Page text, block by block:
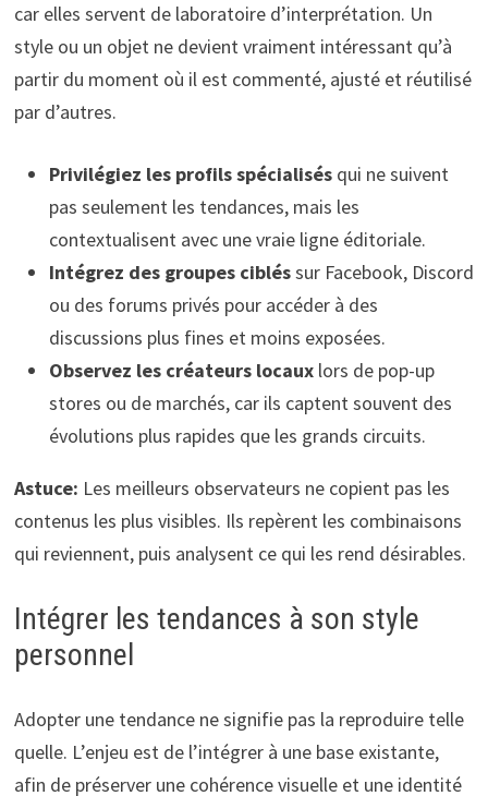
car elles servent de laboratoire d’interprétation. Un
style ou un objet ne devient vraiment intéressant qu’à
partir du moment où il est commenté, ajusté et réutilisé
par d’autres.
Privilégiez les profils spécialisésqui ne suivent
pas seulement les tendances, mais les
contextualisent avec une vraie ligne éditoriale.
Intégrez des groupes cibléssur Facebook, Discord
ou des forums privés pour accéder à des
discussions plus fines et moins exposées.
Observez les créateurs locauxlors de pop-up
stores ou de marchés, car ils captent souvent des
évolutions plus rapides que les grands circuits.
Astuce: Les meilleurs observateurs ne copient pas les
contenus les plus visibles. Ils repèrent les combinaisons
qui reviennent, puis analysent ce qui les rend désirables.
Intégrer les tendances à son style
personnel
Adopter une tendance ne signifie pas la reproduire telle
quelle. L’enjeu est de l’intégrer à une base existante,
afin de préserver une cohérence visuelle et une identité